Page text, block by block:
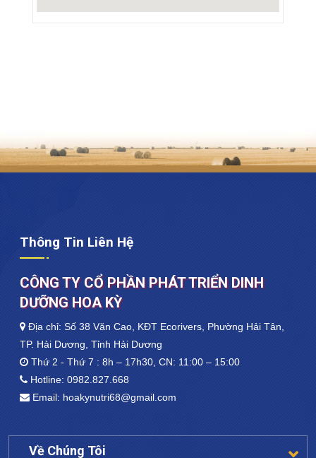
Thông Tin Liên Hệ
CÔNG TY CỔ PHẦN PHÁT TRIỂN DINH
DƯỠNG HOA KỲ
Địa chỉ: Số 38 Văn Cao, KĐT Ecorivers, Phường Hải Tân,
TP. Hải Dương, Tỉnh Hải Dương
Thứ 2 - Thứ 7 : 8h – 17h30, CN: 11:00 – 15:00
Hotline: 0982.827.668
Email: hoakynutri68@gmail.com
Về Chúng Tôi